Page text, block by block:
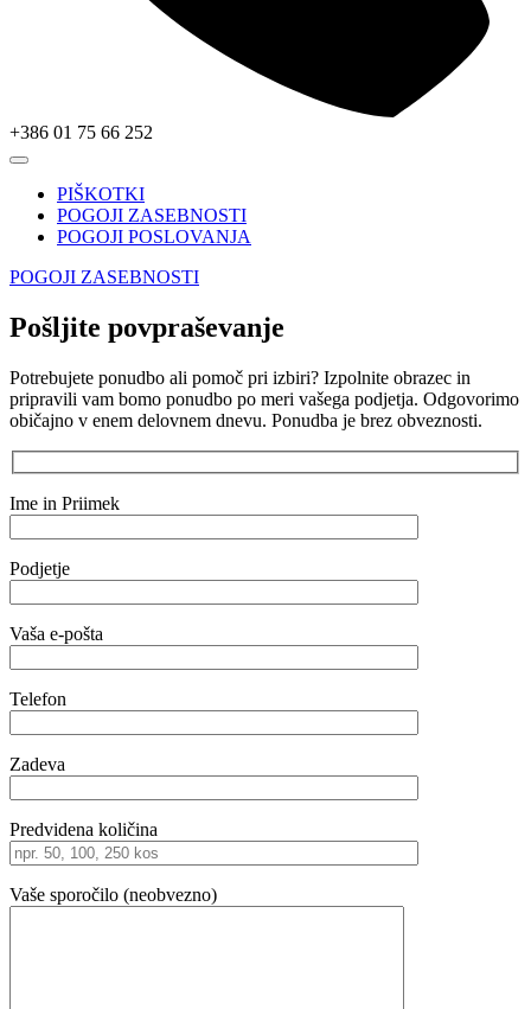
+386 01 75 66 252
PIŠKOTKI
POGOJI ZASEBNOSTI
POGOJI POSLOVANJA
POGOJI ZASEBNOSTI
Pošljite povpraševanje
Potrebujete ponudbo ali pomoč pri izbiri? Izpolnite obrazec in
pripravili vam bomo ponudbo po meri vašega podjetja. Odgovorimo
običajno v enem delovnem dnevu. Ponudba je brez obveznosti.
Ime in Priimek
Podjetje
Vaša e-pošta
Telefon
Zadeva
Predvidena količina
Vaše sporočilo (neobvezno)